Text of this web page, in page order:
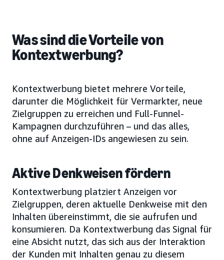
Was sind die Vorteile von
Kontextwerbung?
Kontextwerbung bietet mehrere Vorteile,
darunter die Möglichkeit für Vermarkter, neue
Zielgruppen zu erreichen und Full-Funnel-
Kampagnen durchzuführen – und das alles,
ohne auf Anzeigen-IDs angewiesen zu sein.
Aktive Denkweisen fördern
Kontextwerbung platziert Anzeigen vor
Zielgruppen, deren aktuelle Denkweise mit den
Inhalten übereinstimmt, die sie aufrufen und
konsumieren. Da Kontextwerbung das Signal für
eine Absicht nutzt, das sich aus der Interaktion
der Kunden mit Inhalten genau zu diesem